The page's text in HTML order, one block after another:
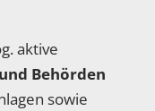
aktive
Behörden
sowie